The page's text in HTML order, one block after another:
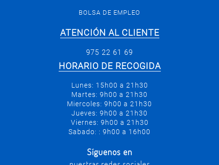
BOLSA DE EMPLEO
ATENCIÓN AL CLIENTE
975 22 61 69
HORARIO DE RECOGIDA
Lunes: 15h00 a 21h30
Martes: 9h00 a 21h30
Miercoles: 9h00 a 21h30
Jueves: 9h00 a 21h30
Viernes: 9h00 a 21h30
Sabado: : 9h00 a 16h00
Síguenos en